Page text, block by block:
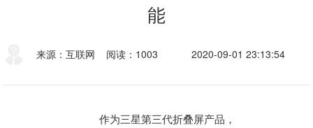
能
来源：互联网 阅读：1003 2020-09-01 23:13:54
作为三星第三代折叠屏产品，